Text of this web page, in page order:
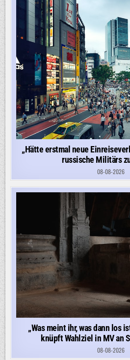
„Hätte erstmal neue
russische Militärs
08-08-2026
„Was meint ihr, was dann los
knüpft Wahlziel in MV an
08-08-2026